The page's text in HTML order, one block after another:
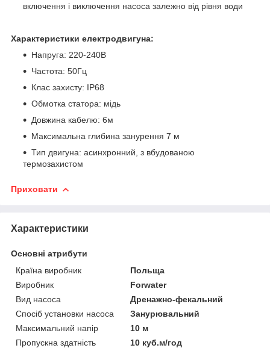
включення і виключення насоса залежно від рівня води
Характеристики електродвигуна:
Напруга: 220-240В
Частота: 50Гц
Клас захисту: IP68
Обмотка статора: мідь
Довжина кабелю: 6м
Максимальна глибина занурення 7 м
Тип двигуна: асинхронний, з вбудованою
термозахистом
Приховати
Характеристики
Основні атрибути
Країна виробник
Польща
Виробник
Forwater
Вид насоса
Дренажно-фекальний
Спосіб установки насоса
Занурювальний
Максимальний напір
10 м
Пропускна здатність
10 куб.м/год